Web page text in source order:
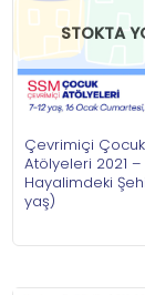
STOKTA
Çevrimiçi Çocuk
Atölyeleri 2021 –
Hayalimdeki
yaş)